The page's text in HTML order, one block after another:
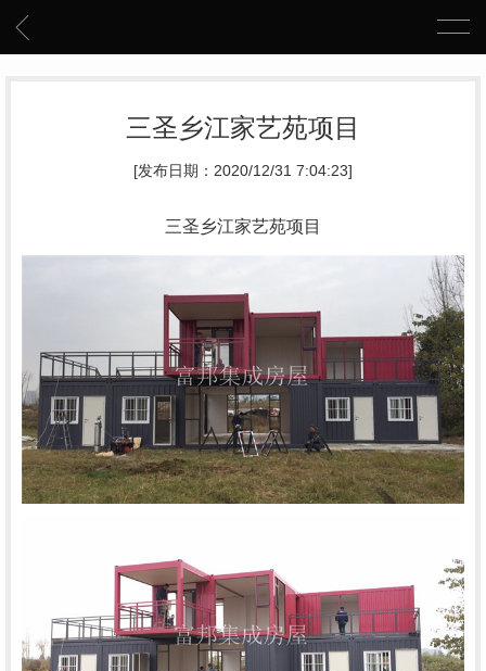
三圣乡江家艺苑项目
[发布日期：2020/12/31 7:04:23]
三圣乡江家艺苑项目